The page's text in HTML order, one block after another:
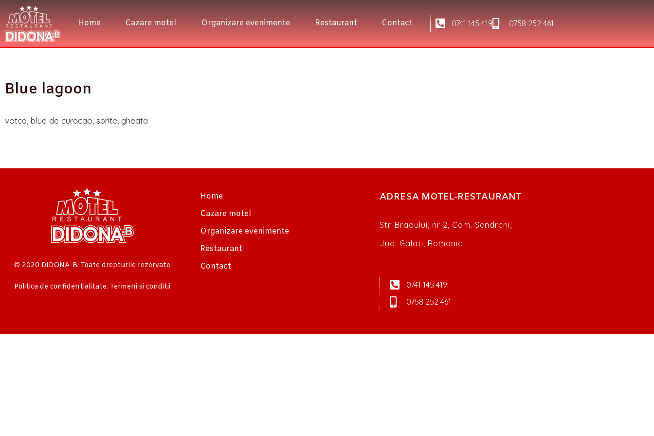
Home Cazare motel Organizare evenimente Restaurant Contact 0741 145 419 0758 252 461
Blue lagoon
votca, blue de curacao, sprite, gheata
© 2020 DIDONA-B. Toate drepturile rezervate
Politica de confidentialitate. Termeni si conditii
Home
Cazare motel
Organizare evenimente
Restaurant
Contact
ADRESA MOTEL-RESTAURANT
Str. Bradului, nr 2, Com. Sendreni,
Jud. Galati, Romania
0741 145 419
0758 252 461